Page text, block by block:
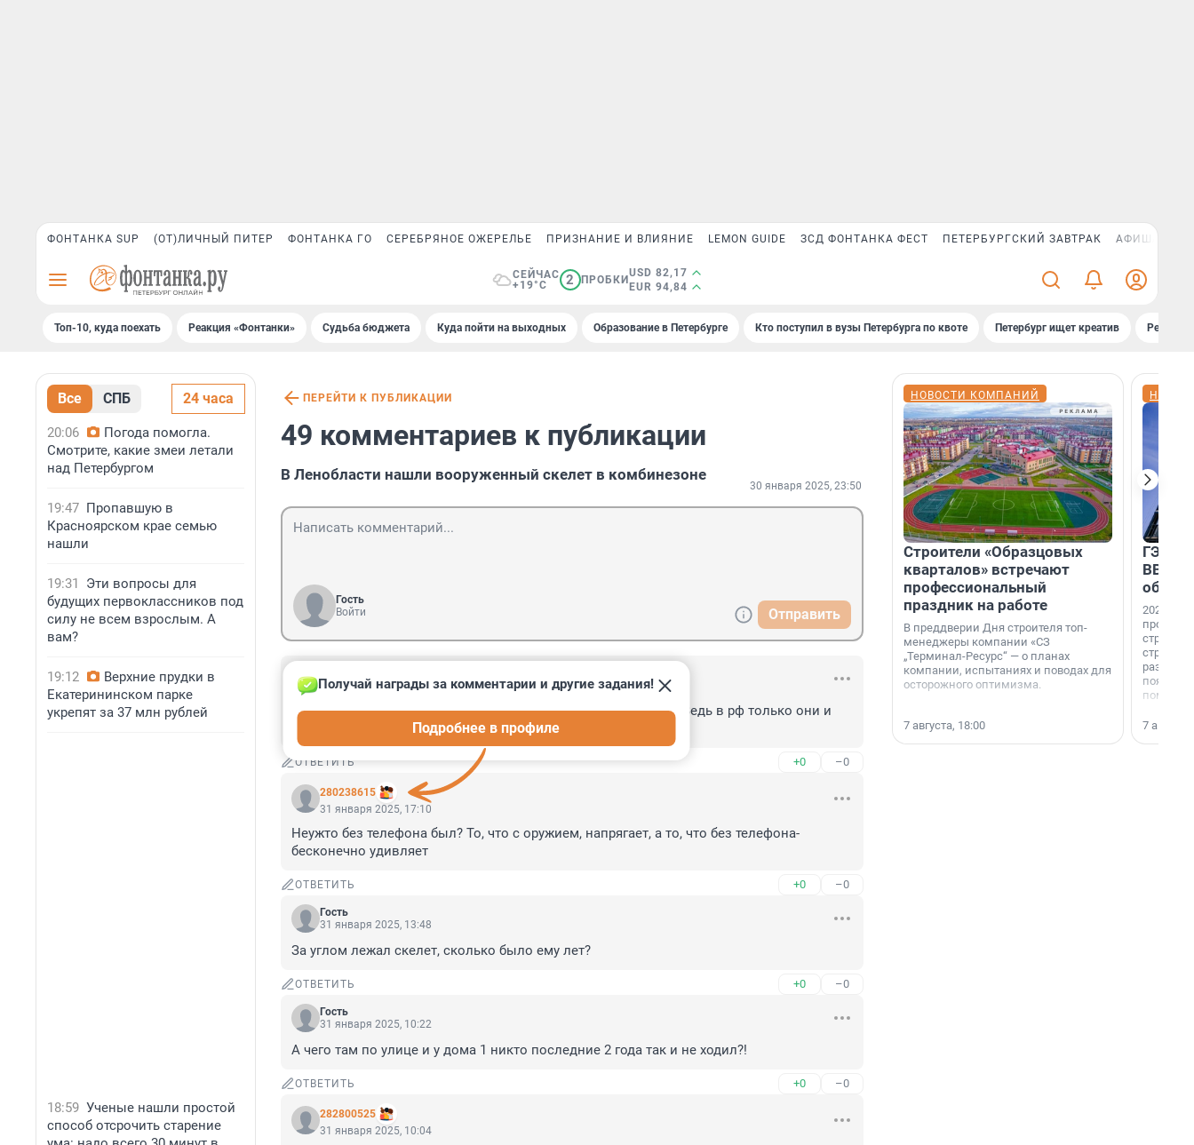
ФОНТАНКА SUP (ОТ)ЛИЧНЫЙ ПИТЕР ФОНТАНКА ГО СЕРЕБРЯНОЕ ОЖЕРЕЛЬЕ ПРИЗНАНИЕ И ВЛИЯНИЕ LEMON GUIDE ЗСД ФОНТАНКА ФЕСТ ПЕТЕРБУРГСКИЙ ЗАВТРАК АФИША PLUS
СЕЙЧАС
+19°C
2 ПРОБКИ
USD 82,17
EUR 94,84
Топ-10, куда поехать Реакция «Фонтанки» Судьба бюджета Куда пойти на выходных Образование в Петербурге Кто поступил в вузы Петербурга по квоте Петербург ищет креатив
Все СПБ 24 часа
20:06
Погода помогла.
Смотрите, какие змеи летали
над Петербургом
19:47 Пропавшую в
Красноярском крае семью
нашли
19:31
Эти вопросы для
будущих первоклассников под
силу не всем взрослым. А
вам?
19:12
Верхние прудки в
Екатерининском парке
укрепят за 37 млн рублей
18:59 Ученые нашли простой
способ отсрочить старение
ПЕРЕЙТИ К ПУБЛИКАЦИИ
49 комментариев к публикации
В Ленобласти нашли вооруженный скелет в комбинезоне
30 января 2025, 23:50
Гость
Войти
Отправить
31 января 2025, 19:50
Может хватит называть оружием игрушки пневматические ? Ведь в рф только они и
разрешены нормальной пневматики нет.
ОТВЕТИТЬ +0 –0
280238615
Получай награды за комментарии и другие задания!
Подробнее в профиле
31 января 2025, 17:10
Неужто без телефона был? То, что с оружием, напрягает, а то, что без телефона-
бесконечно удивляет
ОТВЕТИТЬ +0 –0
Гость
31 января 2025, 13:48
За углом лежал скелет, сколько было ему лет?
ОТВЕТИТЬ +0 –0
Гость
31 января 2025, 10:22
А чего там по улице и у дома 1 никто последние 2 года так и не ходил?!
ОТВЕТИТЬ +0 –0
282800525
31 января 2025, 10:04
НОВОСТИ КОМПАНИЙ
Строители «Образцовых
кварталов» встречают
профессиональный
праздник на работе
В преддверии Дня строителя топ-
менеджеры компании «СЗ
„Терминал-Ресурс“ — о планах
компании, испытаниях и поводах для
осторожного оптимизма.
7 августа, 18:00
ГЭС,
ВВП: в
об
2026-й —
раз. В
7